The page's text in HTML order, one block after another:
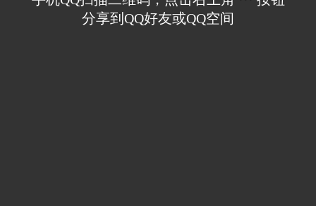
分享到QQ好友或QQ空间